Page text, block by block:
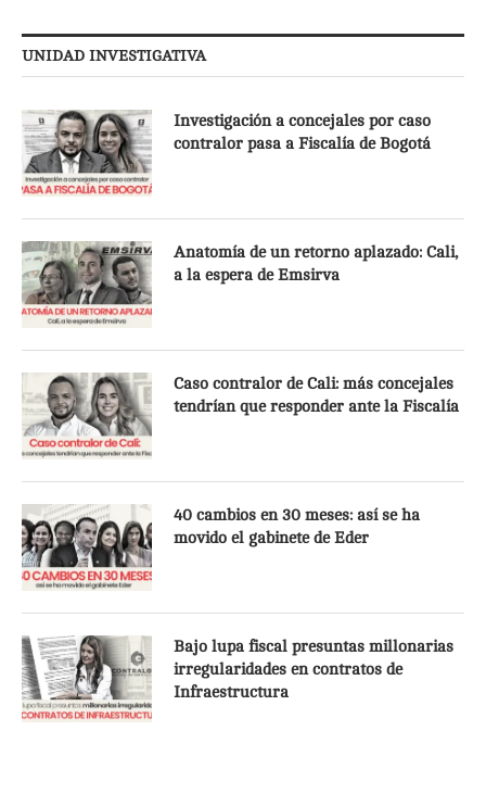
UNIDAD INVESTIGATIVA
Investigación a concejales por caso
contralor pasa a Fiscalía de Bogotá
Anatomía de un retorno aplazado: Cali,
a la espera de Emsirva
Caso contralor de Cali: más concejales
tendrían que responder ante la Fiscalía
40 cambios en 30 meses: así se ha
movido el gabinete de Eder
Bajo lupa fiscal presuntas millonarias
irregularidades en contratos de
Infraestructura